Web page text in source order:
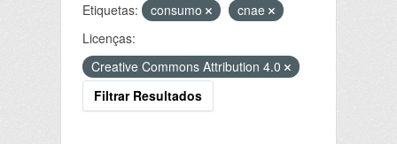
Etiquetas: consumo
cnae
Licenças:
Creative Commons Attribution 4.0
Filtrar Resultados